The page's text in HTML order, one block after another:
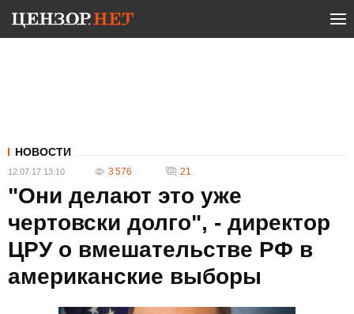
НОВОСТИ
12.07.17 13:10 3 576 21
"Они делают это уже
чертовски долго", - директор
ЦРУ о вмешательстве РФ в
американские выборы